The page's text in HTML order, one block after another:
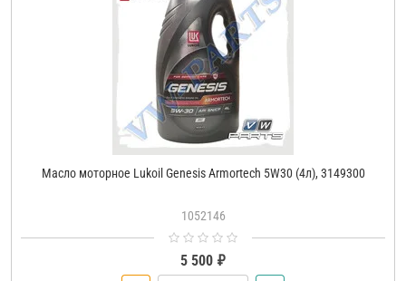
Масло моторное Lukoil Genesis Armortech 5W30 (4л), 3149300
1052146
5 500 ₽